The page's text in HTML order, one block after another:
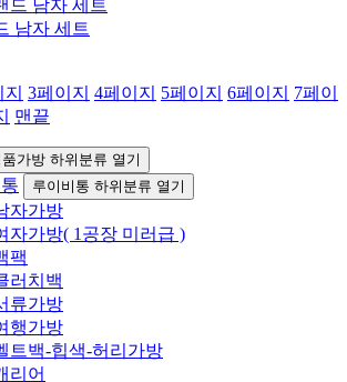
남자 세트
3페이지 4페이지 5페이지 6페이지 7페이
맨끝
품가방 하위분류 열기
루이비통 하위분류 열기
자가방
자가방( 1공장 미러급 )
팩
러치백
류가방
행가방
트백-힙색-허리가방
리어